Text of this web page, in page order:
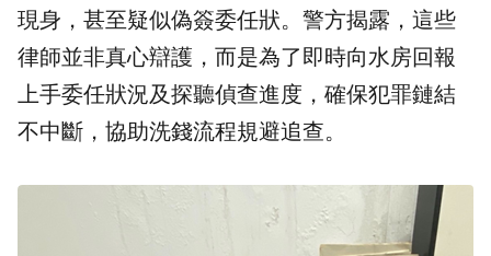
現身，甚至疑似偽簽委任狀。警方揭露，這些
律師並非真心辯護，而是為了即時向水房回報
上手委任狀況及探聽偵查進度，確保犯罪鏈結
不中斷，協助洗錢流程規避追查。